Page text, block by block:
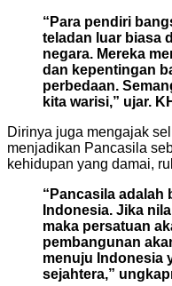
“Para pendiri
teladan luar biasa
negara. Mereka
dan kepentingan
perbedaan.
kita warisi,” ujar.
Dirinya juga mengajak
menjadikan Pancasila
kehidupan yang damai,
“Pancasila adalah
Indonesia. Jika
maka persatuan
pembangunan
menuju Indonesia
sejahtera,”